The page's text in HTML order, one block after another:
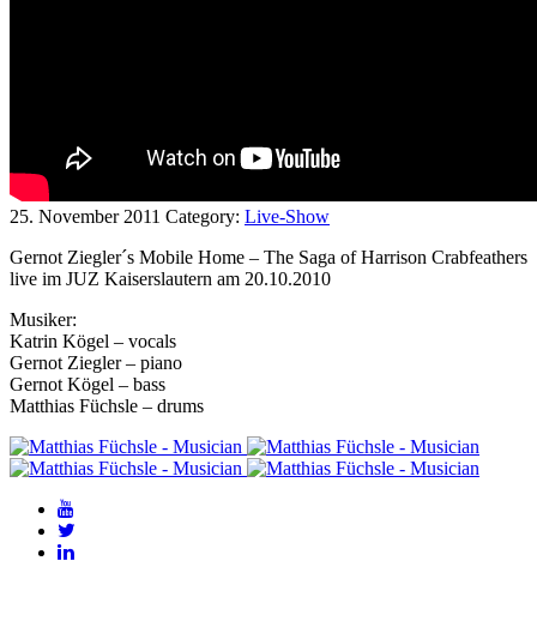
25. November 2011 Category: Live-Show
Gernot Ziegler´s Mobile Home – The Saga of Harrison Crabfeathers
live im JUZ Kaiserslautern am 20.10.2010
Musiker:
Katrin Kögel – vocals
Gernot Ziegler – piano
Gernot Kögel – bass
Matthias Füchsle – drums